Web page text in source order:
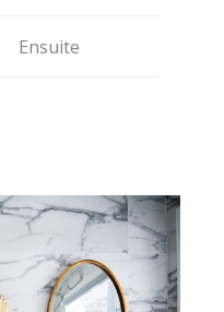
Ensuite